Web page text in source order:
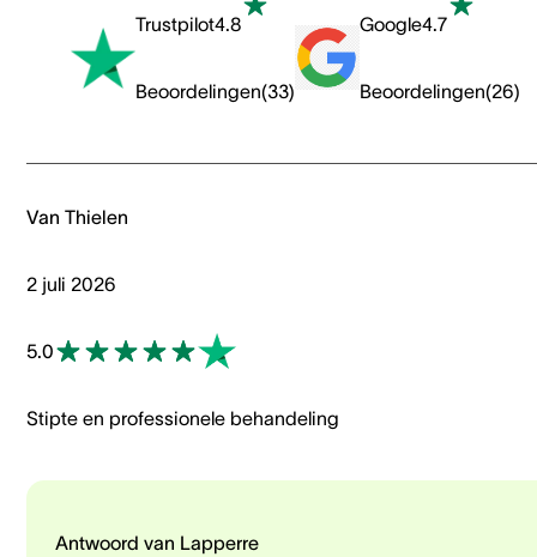
Trustpilot4.8
Beoordelingen(33)
Google4.7
Beoordelingen(26)
Van Thielen
2 juli 2026
5.0
Stipte en professionele behandeling
Antwoord van Lapperre